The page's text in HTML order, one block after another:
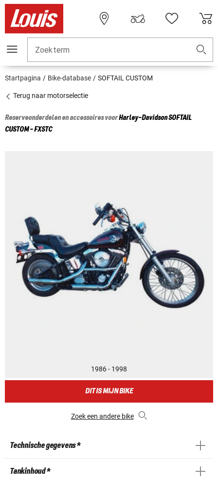
Zoekterm
Startpagina Bike-database SOFTAIL CUSTOM
Terug naar motorselectie
Reserveonderdelen en accessoires voorHarley-DavidsonSOFTAIL
CUSTOM - FXSTC
1986 - 1998
DIT IS MIJN BIKE
Zoek een andere bike
Technische gegevens *
Tankinhoud *